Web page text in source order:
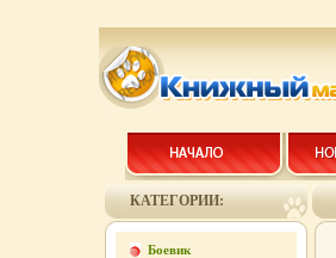
КАТЕГОРИИ:
Боевик